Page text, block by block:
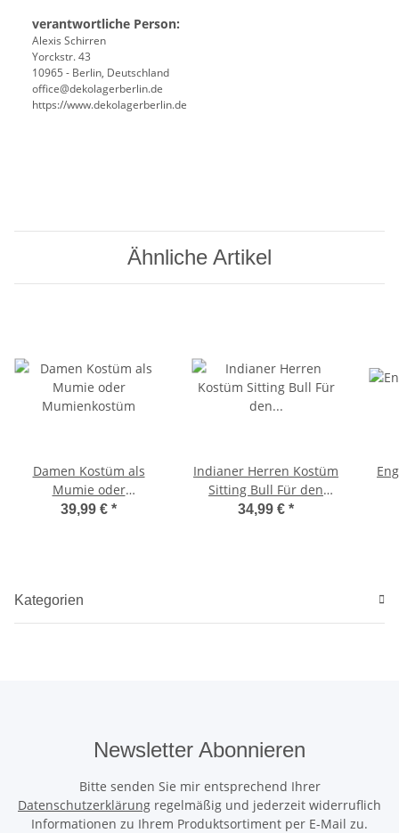
verantwortliche Person:
Alexis Schirren
Yorckstr. 43
10965 - Berlin, Deutschland
office@dekolagerberlin.de
https://www.dekolagerberlin.de
Ähnliche Artikel
Damen Kostüm als
Mumie oder
Mumienkostüm
39,99 € *
Indianer Herren Kostüm
Sitting Bull Für den
Häuptling
34,99 € *
Kategorien
Newsletter Abonnieren
Bitte senden Sie mir entsprechend Ihrer
Datenschutzerklärung regelmäßig und jederzeit widerruflich
Informationen zu Ihrem Produktsortiment per E-Mail zu.